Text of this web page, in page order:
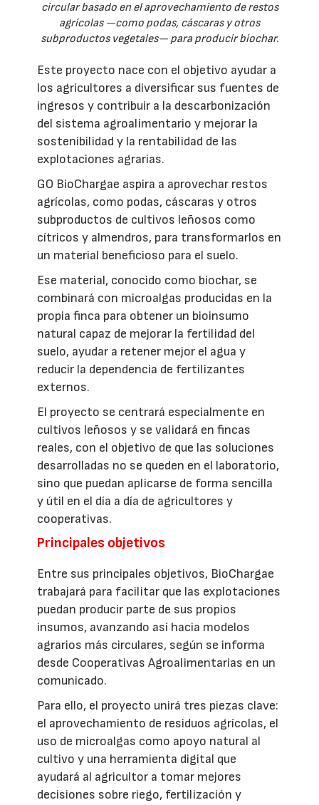
circular basado en el aprovechamiento de restos
agrícolas —como podas, cáscaras y otros
subproductos vegetales— para producir biochar.
Este proyecto nace con el objetivo ayudar a
los agricultores a diversificar sus fuentes de
ingresos y contribuir a la descarbonización
del sistema agroalimentario y mejorar la
sostenibilidad y la rentabilidad de las
explotaciones agrarias.
GO BioChargae aspira a aprovechar restos
agrícolas, como podas, cáscaras y otros
subproductos de cultivos leñosos como
cítricos y almendros, para transformarlos en
un material beneficioso para el suelo.
Ese material, conocido como biochar, se
combinará con microalgas producidas en la
propia finca para obtener un bioinsumo
natural capaz de mejorar la fertilidad del
suelo, ayudar a retener mejor el agua y
reducir la dependencia de fertilizantes
externos.
El proyecto se centrará especialmente en
cultivos leñosos y se validará en fincas
reales, con el objetivo de que las soluciones
desarrolladas no se queden en el laboratorio,
sino que puedan aplicarse de forma sencilla
y útil en el día a día de agricultores y
cooperativas.
Principales objetivos
Entre sus principales objetivos, BioChargae
trabajará para facilitar que las explotaciones
puedan producir parte de sus propios
insumos, avanzando así hacia modelos
agrarios más circulares, según se informa
desde Cooperativas Agroalimentarias en un
comunicado.
Para ello, el proyecto unirá tres piezas clave:
el aprovechamiento de residuos agrícolas, el
uso de microalgas como apoyo natural al
cultivo y una herramienta digital que
ayudará al agricultor a tomar mejores
decisiones sobre riego, fertilización y